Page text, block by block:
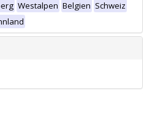
Westalpen Belgien Schweiz